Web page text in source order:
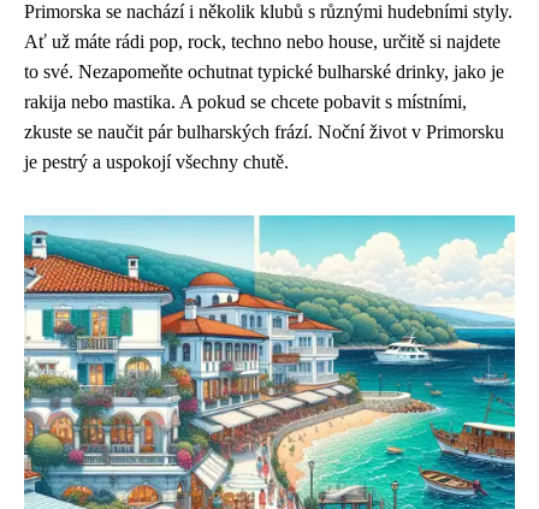
Primorska se nachází i několik klubů s různými hudebními styly.
Ať už máte rádi pop, rock, techno nebo house, určitě si najdete
to své. Nezapomeňte ochutnat typické bulharské drinky, jako je
rakija nebo mastika. A pokud se chcete pobavit s místními,
zkuste se naučit pár bulharských frází. Noční život v Primorsku
je pestrý a uspokojí všechny chutě.